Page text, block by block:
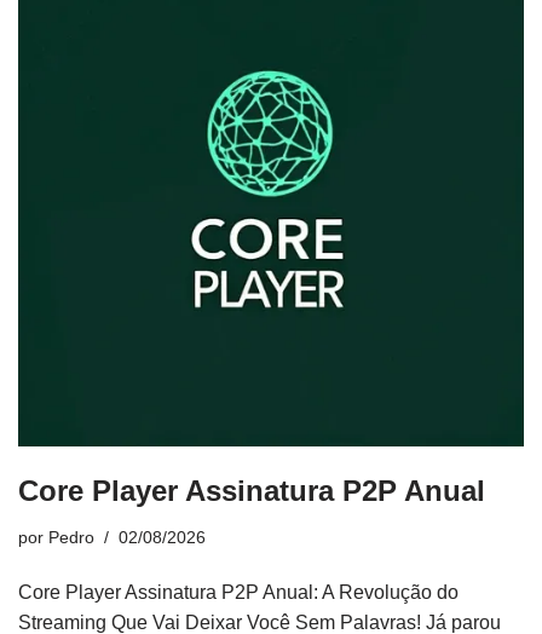
Core Player Assinatura P2P Anual
por Pedro 02/08/2026
Core Player Assinatura P2P Anual: A Revolução do
Streaming Que Vai Deixar Você Sem Palavras! Já parou